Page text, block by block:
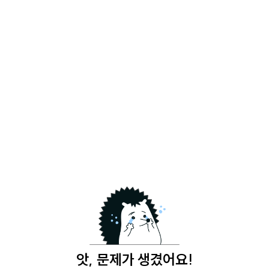
앗, 문제가 생겼어요!